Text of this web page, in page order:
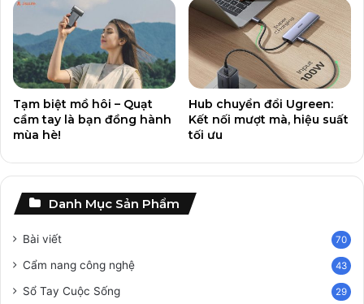
Tạm biệt mồ hôi – Quạt
cầm tay là bạn đồng hành
mùa hè!
Hub chuyển đổi Ugreen:
Kết nối mượt mà, hiệu suất
tối ưu
Danh Mục Sản Phẩm
Bài viết 70
Cẩm nang công nghệ 43
Sổ Tay Cuộc Sống 29